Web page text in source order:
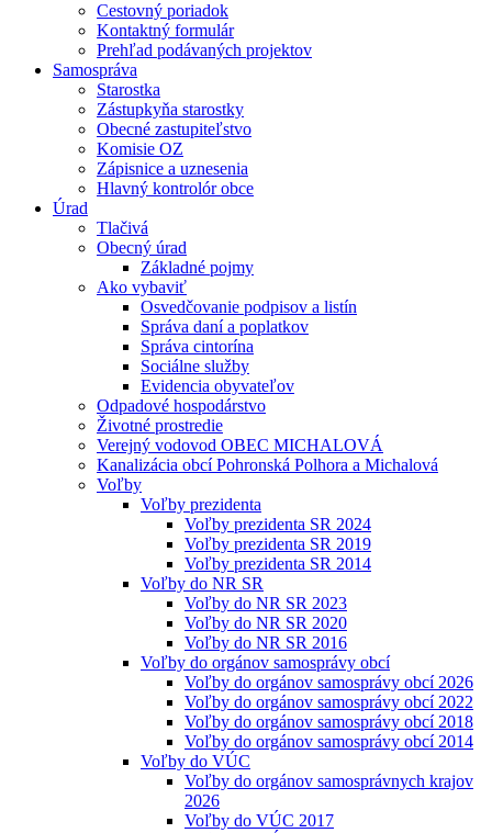
Cestovný poriadok
Kontaktný formulár
Prehľad podávaných projektov
Samospráva
Starostka
Zástupkyňa starostky
Obecné zastupiteľstvo
Komisie OZ
Zápisnice a uznesenia
Hlavný kontrolór obce
Úrad
Tlačivá
Obecný úrad
Základné pojmy
Ako vybaviť
Osvedčovanie podpisov a listín
Správa daní a poplatkov
Správa cintorína
Sociálne služby
Evidencia obyvateľov
Odpadové hospodárstvo
Životné prostredie
Verejný vodovod OBEC MICHALOVÁ
Kanalizácia obcí Pohronská Polhora a Michalová
Voľby
Voľby prezidenta
Voľby prezidenta SR 2024
Voľby prezidenta SR 2019
Voľby prezidenta SR 2014
Voľby do NR SR
Voľby do NR SR 2023
Voľby do NR SR 2020
Voľby do NR SR 2016
Voľby do orgánov samosprávy obcí
Voľby do orgánov samosprávy obcí 2026
Voľby do orgánov samosprávy obcí 2022
Voľby do orgánov samosprávy obcí 2018
Voľby do orgánov samosprávy obcí 2014
Voľby do VÚC
Voľby do orgánov samosprávnych krajov
2026
Voľby do VÚC 2017